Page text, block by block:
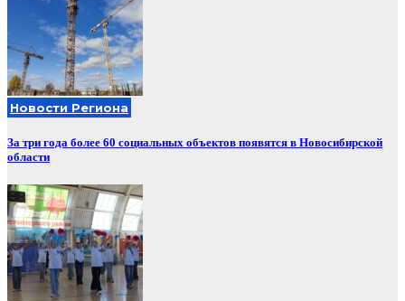
Новости Региона
За три года более 60 социальных объектов появятся в Новосибирской
области